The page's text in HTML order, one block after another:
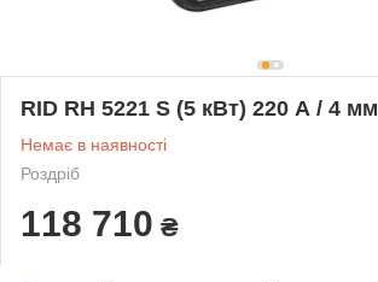
RID RH 5221 S (5 кВт) 220 А / 4 мм
Немає в наявності
Роздріб
118 710 ₴